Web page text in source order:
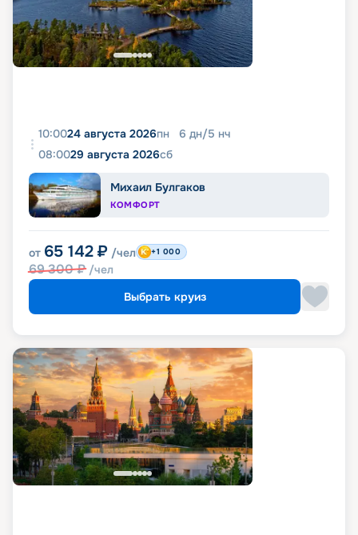
10:0024 августа 2026пн 6 дн/5 нч
08:0029 августа 2026сб
Михаил Булгаков
КОМФОРТ
от 65 142 ₽ /чел
69 300₽ /чел
+1 000
Выбрать круиз